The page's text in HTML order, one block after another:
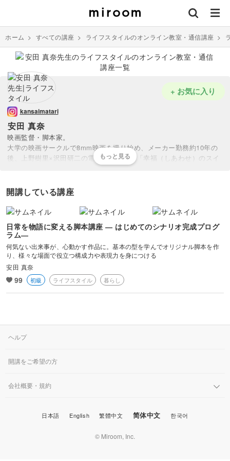
ホーム > すべての講座 > ライフスタイルのオンライン教室・通信講座 >
安田 真奈
kansaimatari
映画監督・脚本家。
大学の映画サークルで8mm映画を撮り始め、メーカー勤務約10年の
後、上野樹里×沢田研二の電器屋親子映画「幸福（しあわせ）のスイ
ッチ」（2006年）監督・脚本で劇場デビュー。同作品にて第16回日
バル脚本賞を受賞。
ほか、堀田真由主演「36.8℃ サンジュウロクドハチブ」（2018
年）、小芝風花主演「TUNAガール」（2019年）、片岡千之助主演
参観いくから。」（2021年）などの監督・脚本を担当。
脚本のみ担当の作品は、NHK「やさしい花」「ちょっとは、ダラズ
に。」「中学生日記(6話)」、関西テレビ「大阪環状線 part2 ひと駅
ごとの愛物語 station8 芦原橋駅編 ダダダゆうてドン」「大阪環状線
part3 ひと駅ごとのスマイル station7 寺田町駅編 宇宙のタコヤ
キ」、映画「神戸在住」「猫目小僧」など。
安田真奈公式サイト
+ お気に入り
開講している講座
日常を物語に変える脚本講座 ― はじめてのシナリオ完成プログ
ラム―
何気ない出来事が、心動かす作品に。基本の型を学んでオリジナル脚本を作
り、様々な場面で役立つ構成力や表現力を身につける
安田 真奈
99 初級 ライフスタイル 暮らし
ヘルプ
開講をご希望の方
会社概要・規約
日本語 English 繁體中文 简体中文 한국어
© Miroom, Inc.